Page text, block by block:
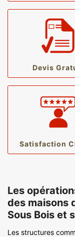
Devis
Satisfaction
Les
des maisons
Sous Bois et
Les structures